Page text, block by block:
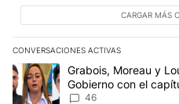
CARGAR MÁS
CONVERSACIONES ACTIVAS
Este listado muestra los
Un artículo de tendencia con el
Grabois, Moreau y
Gobierno con el
46